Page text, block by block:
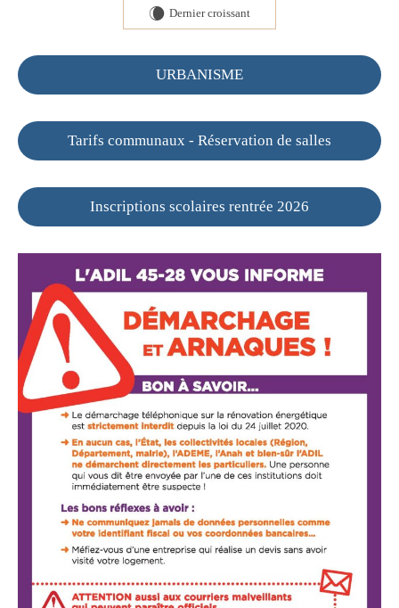
W Dernier croissant
URBANISME
Tarifs communaux - Réservation de salles
Inscriptions scolaires rentrée 2026